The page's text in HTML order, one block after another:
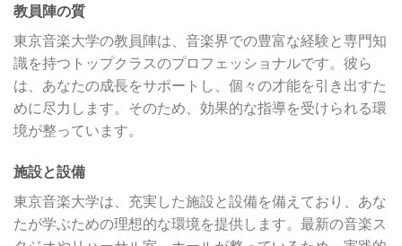
教員陣の質
東京音楽大学の教員陣は、音楽界での豊富な経験と専門知
識を持つトップクラスのプロフェッショナルです。彼ら
は、あなたの成長をサポートし、個々の才能を引き出すた
めに尽力します。そのため、効果的な指導を受けられる環
境が整っています。
施設と設備
東京音楽大学は、充実した施設と設備を備えており、あな
たが学ぶための理想的な環境を提供します。最新の音楽ス